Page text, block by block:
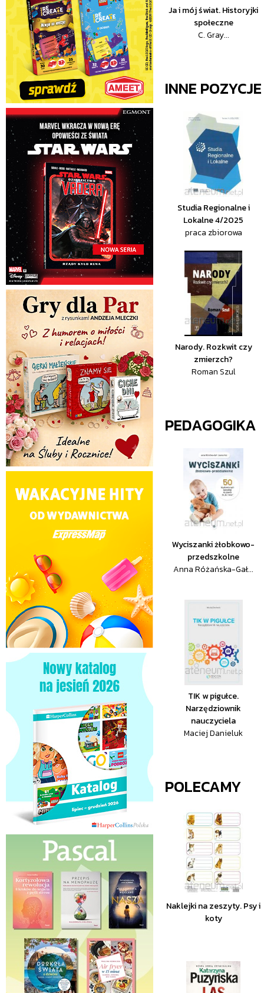
Ja i mój świat. Historyjki
społeczne
C. Gray...
INNE
Studia Regionalne i
Lokalne 4/2025
praca zbiorowa
Narody. Rozkwit czy
zmierzch?
Roman Szul
PEDAGOGIKA
Wyciszanki żłobkowo-
przedszkolne
Anna Różańska-Gał...
TIK w pigułce.
Narzędziownik
nauczyciela
Maciej Danieluk
POLECAMY
Naklejki na zeszyty. Psy i
koty